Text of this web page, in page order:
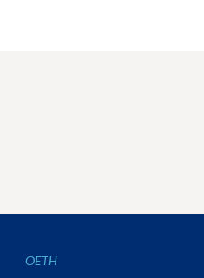
OETH